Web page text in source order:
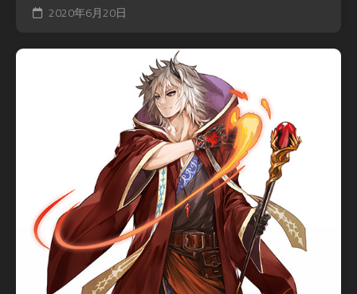
2020年6月20日